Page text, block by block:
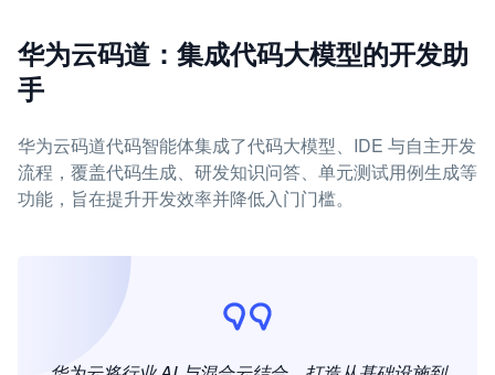
华为云码道：集成代码大模型的开发助
手
华为云码道代码智能体集成了代码大模型、IDE 与自主开发
流程，覆盖代码生成、研发知识问答、单元测试用例生成等
功能，旨在提升开发效率并降低入门门槛。